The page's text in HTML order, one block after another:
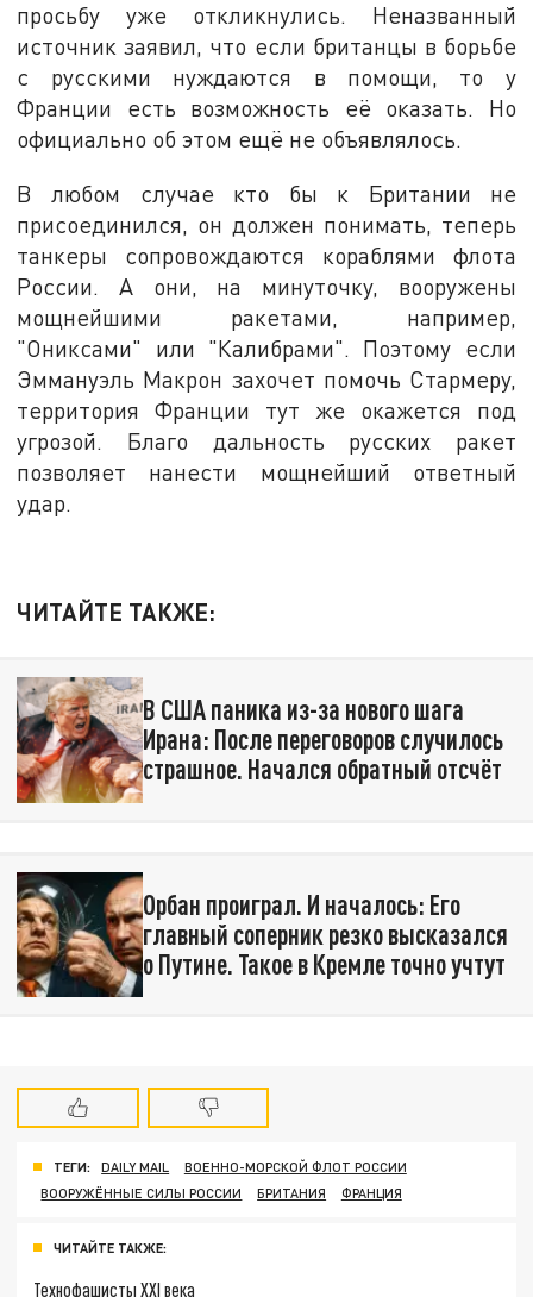
просьбу уже откликнулись. Неназванный
источник заявил, что если британцы в борьбе
с русскими нуждаются в помощи, то у
Франции есть возможность её оказать. Но
официально об этом ещё не объявлялось.
В любом случае кто бы к Британии не
присоединился, он должен понимать, теперь
танкеры сопровождаются кораблями флота
России. А они, на минуточку, вооружены
мощнейшими ракетами, например,
"Ониксами" или "Калибрами". Поэтому если
Эммануэль Макрон захочет помочь Стармеру,
территория Франции тут же окажется под
угрозой. Благо дальность русских ракет
позволяет нанести мощнейший ответный
удар.
ЧИТАЙТЕ ТАКЖЕ:
В США паника из-за нового шага
Ирана: После переговоров случилось
страшное. Начался обратный отсчёт
Орбан проиграл. И началось: Его
главный соперник резко высказался
о Путине. Такое в Кремле точно учтут
ТЕГИ: DAILY MAIL
ВОЕННО-МОРСКОЙ ФЛОТ РОССИИ
ВООРУЖЁННЫЕ СИЛЫ РОССИИ
БРИТАНИЯ ФРАНЦИЯ
ЧИТАЙТЕ ТАКЖЕ:
Технофашисты XXI века